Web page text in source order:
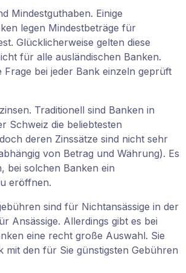
Mindestguthaben. Einige
legen Mindestbeträge für
Glücklicherweise gelten diese
für alle ausländischen Banken.
Frage bei jeder Bank einzeln geprüft
Traditionell sind Banken in
Schweiz die beliebtesten
deren Zinssätze sind nicht sehr
von Betrag und Währung). Es
bei solchen Banken ein
eröffnen.
sind für Nichtansässige in der
Ansässige. Allerdings gibt es bei
eine recht große Auswahl. Sie
mit den für Sie günstigsten Gebühren